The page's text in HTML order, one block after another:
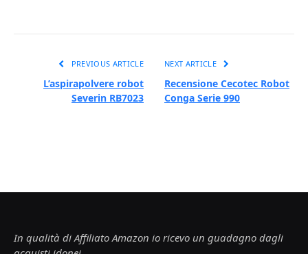
PREVIOUS ARTICLE
L’aspirapolvere robot
Severin RB7023
NEXT ARTICLE
Recensione Cecotec Robot
Conga Serie 990
In qualità di Affiliato Amazon io ricevo un guadagno dagli